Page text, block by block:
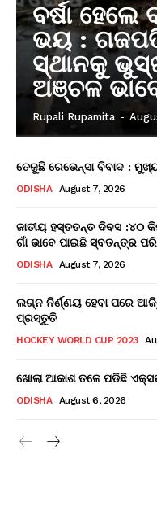
ବର୍ଷା
ଭୟ :
ସ୍ଥାନକୁ
ଅଞ୍ଚଳ
Rupali Rupamita -
ତେଜୁଛି ରେଭେନ୍ସା ବିବାଦ :
ODISHA August 7, 2026
ଜାତୀୟ ହସ୍ତତନ୍ତ ଦିବସ :୪୦
ଗାଁ ଭାବେ ପାଇଛି ସ୍ବତନ୍ତ୍ର
ODISHA August 7, 2026
ଲଗ୍ନ ନିର୍ଣ୍ଣୟ ହେବା ପରେ
ପ୍ରସ୍ତୁତି
HOCKEY WORLD CUP 2023
ଖୋଲା ଆକାଶ ତଳେ ପଡିଛି
ODISHA August 6, 2026